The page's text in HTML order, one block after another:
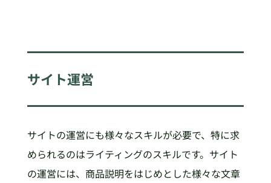
サイト運営
サイトの運営にも様々なスキルが必要で、特に求
められるのはライティングのスキルです。サイト
の運営には、商品説明をはじめとした様々な文章